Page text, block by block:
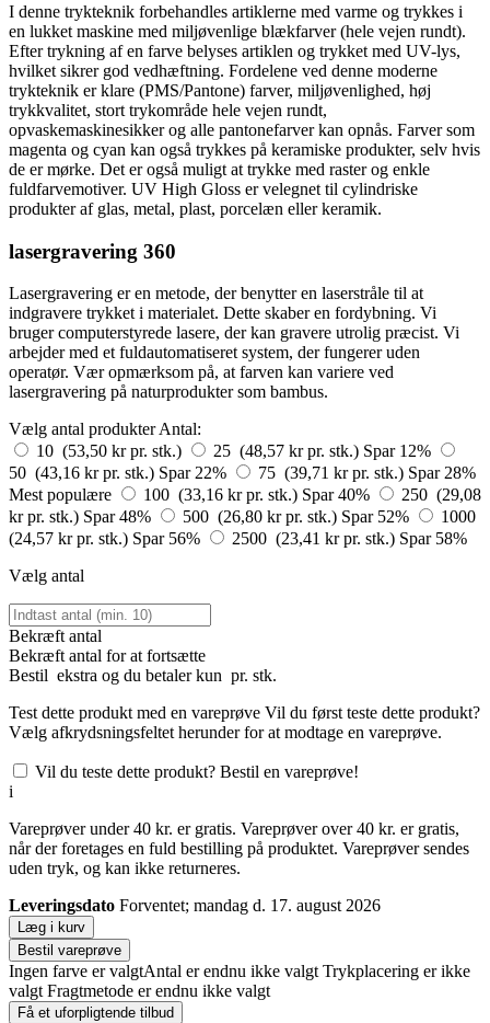
I denne trykteknik forbehandles artiklerne med varme og trykkes i
en lukket maskine med miljøvenlige blækfarver (hele vejen rundt).
Efter trykning af en farve belyses artiklen og trykket med UV-lys,
hvilket sikrer god vedhæftning. Fordelene ved denne moderne
trykteknik er klare (PMS/Pantone) farver, miljøvenlighed, høj
trykkvalitet, stort trykområde hele vejen rundt,
opvaskemaskinesikker og alle pantonefarver kan opnås. Farver som
magenta og cyan kan også trykkes på keramiske produkter, selv hvis
de er mørke. Det er også muligt at trykke med raster og enkle
fuldfarvemotiver. UV High Gloss er velegnet til cylindriske
produkter af glas, metal, plast, porcelæn eller keramik.
lasergravering 360
Lasergravering er en metode, der benytter en laserstråle til at
indgravere trykket i materialet. Dette skaber en fordybning. Vi
bruger computerstyrede lasere, der kan gravere utrolig præcist. Vi
arbejder med et fuldautomatiseret system, der fungerer uden
operatør. Vær opmærksom på, at farven kan variere ved
lasergravering på naturprodukter som bambus.
Vælg antal produkter Antal:
10 (53,50 kr pr. stk.)
25 (48,57 kr pr. stk.) Spar 12%
50 (43,16 kr pr. stk.) Spar 22% 75 (39,71 kr pr. stk.) Spar 28%
Mest populære
100 (33,16 kr pr. stk.) Spar 40%
250 (29,08
kr pr. stk.) Spar 48% 500 (26,80 kr pr. stk.) Spar 52%
1000
(24,57 kr pr. stk.) Spar 56% 2500 (23,41 kr pr. stk.) Spar 58%
Vælg antal
Bekræft antal
Bekræft antal for at fortsætte
Bestil ekstra og du betaler kun pr. stk.
Test dette produkt med en vareprøve Vil du først teste dette produkt?
Vælg afkrydsningsfeltet herunder for at modtage en vareprøve.
Vil du teste dette produkt? Bestil en vareprøve!
i
Vareprøver under 40 kr. er gratis. Vareprøver over 40 kr. er gratis,
når der foretages en fuld bestilling på produktet. Vareprøver sendes
uden tryk, og kan ikke returneres.
Leveringsdato Forventet; mandag d. 17. august 2026
Læg i kurv
Bestil vareprøve
Ingen farve er valgtAntal er endnu ikke valgt Trykplacering er ikke
valgt Fragtmetode er endnu ikke valgt
Få et uforpligtende tilbud